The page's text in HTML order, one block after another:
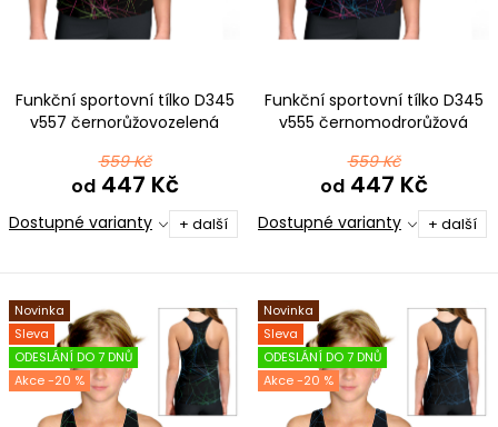
ů
Funkční sportovní tílko D345
v557 černorůžovozelená
559 Kč
od447 Kč
Dostupné varianty + další
Funkční sportovní tílko D345
v555 černomodrorůžová
559 Kč
od447 Kč
Dostupné varianty + další
Novinka
Sleva
ODESLÁNÍ DO 7 DNŮ
-20 %
Novinka
Sleva
ODESLÁNÍ DO 7 DNŮ
-20 %